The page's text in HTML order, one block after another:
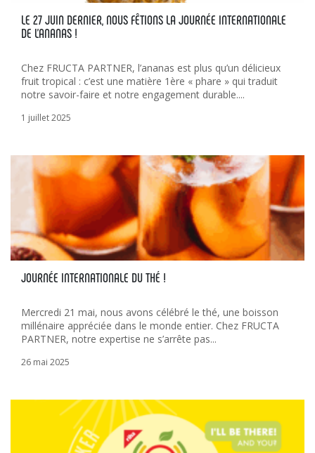
LE 27 JUIN DERNIER, NOUS FÊTIONS LA JOURNÉE INTERNATIONALE
DE L’ANANAS !
Chez FRUCTA PARTNER, l’ananas est plus qu’un délicieux
fruit tropical : c’est une matière 1ère « phare » qui traduit
notre savoir-faire et notre engagement durable....
1 juillet 2025
JOURNÉE INTERNATIONALE DU THÉ !
Mercredi 21 mai, nous avons célébré le thé, une boisson
millénaire appréciée dans le monde entier. Chez FRUCTA
PARTNER, notre expertise ne s’arrête pas...
26 mai 2025